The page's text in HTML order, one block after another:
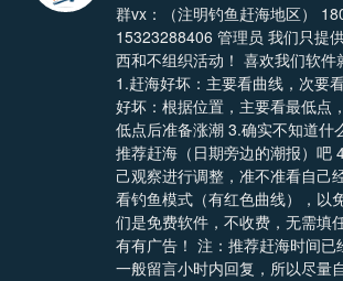
群vx：（注明钓鱼赶海地区）
15323288406 管理员 我们只提
西和不组织活动！ 喜欢我们软件
1.赶海好坏：主要看曲线，次要
好坏：根据位置，主要看最低点
低点后准备涨潮 3.确实不知道什
推荐赶海（日期旁边的潮报）吧
己观察进行调整，准不准看自己
看钓鱼模式（有红色曲线），以
们是免费软件，不收费，无需填
有有广告！ 注：推荐赶海时间已
一般留言小时内回复，所以尽量